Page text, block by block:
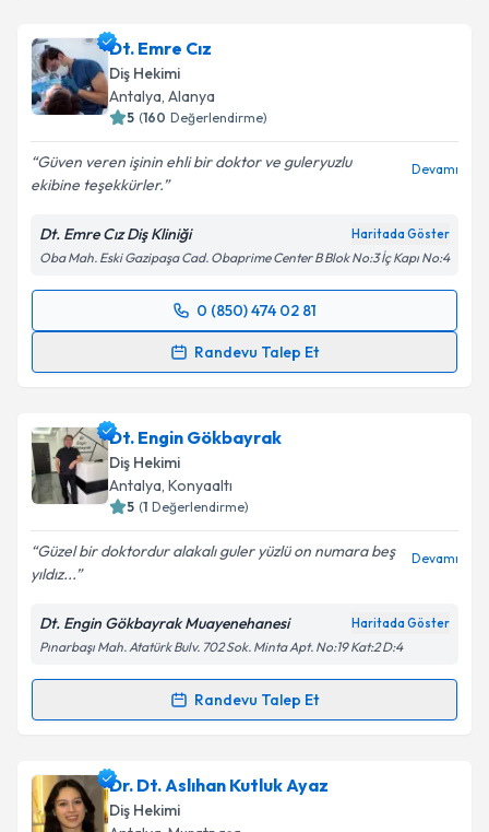
Dt. Emre Cız
Diş Hekimi
Antalya, Alanya
5 (160 Değerlendirme)
Güven veren işinin ehli bir doktor ve guleryuzlu
ekibine teşekkürler.
Devamı
Dt. Emre Cız Diş Kliniği Haritada Göster
Oba Mah. Eski Gazipaşa Cad. Obaprime Center B Blok No:3 İç Kapı No:4
0 (850) 474 02 81
Randevu Talep Et
Randevu Takvimi Talebi
hazırlandığında e-posta ile bilgilendireceğiz.
E-posta Adresiniz
kapsamda işlenmesini kabul ediyorum.
Takvim Talebini Gönder
Dt. Engin Gökbayrak
Diş Hekimi
Antalya, Konyaaltı
5 (1 Değerlendirme)
Güzel bir doktordur alakalı guler yüzlü on numara beş
yıldız...
Devamı
Dt. Engin Gökbayrak Muayenehanesi Haritada Göster
Pınarbaşı Mah. Atatürk Bulv. 702 Sok. Minta Apt. No:19 Kat:2 D:4
Randevu Talep Et
Randevu Takvimi Talebi
Dt. Engin Gökbayrakiçin randevu takvimi talebi
oluşturun. Size bu uzmandan randevu almanız için bir
takvim hazırlandığında e-posta ile bilgilendireceğiz.
Dr. Dt. Aslıhan Kutluk Ayaz
Diş Hekimi